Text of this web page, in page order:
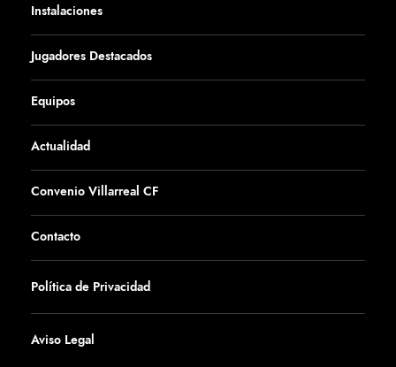
Instalaciones
Jugadores Destacados
Equipos
Actualidad
Convenio Villarreal CF
Contacto
Política de Privacidad
Aviso Legal